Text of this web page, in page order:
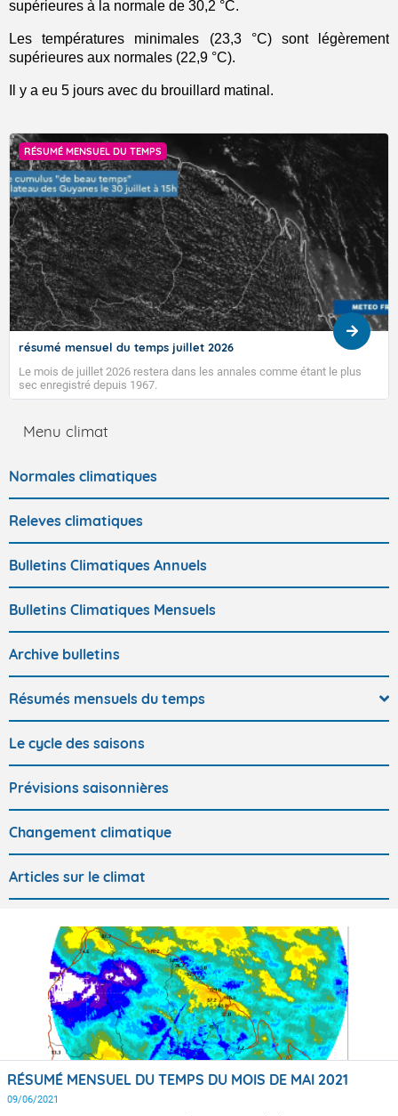
supérieures à la normale de 30,2 °C.
Les températures minimales (23,3°C) sont
légèrement
supérieures aux normales (22,9 °C).
l y a eu 5 jours avec du brouillard matinal.
RÉSUMÉ MENSUEL DU TEMPS
résumé mensuel du temps juillet 2026
Le mois de juillet 2026 restera dans les annales comme étant le plus
sec enregistré depuis 1967.
Menu climat
Normales climatiques
Releves climatiques
Bulletins Climatiques Annuels
Bulletins Climatiques Mensuels
Archive bulletins
Résumés mensuels du temps
Le cycle des saisons
Prévisions saisonnières
Changement climatique
Articles sur le climat
RÉSUMÉ MENSUEL DU TEMPS DU MOIS DE MAI 2021
09/06/2021